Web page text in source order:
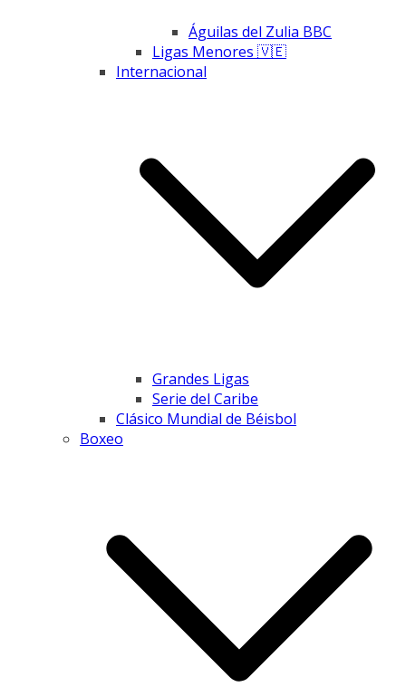
Águilas del Zulia BBC
Ligas Menores 🇻🇪
Internacional
Grandes Ligas
Serie del Caribe
Clásico Mundial de Béisbol
Boxeo